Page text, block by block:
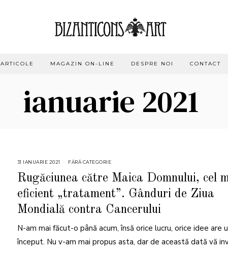
ARTICOLE MAGAZIN ON-LINE DESPRE NOI CONTACT
ianuarie 2021
31 IANUARIE 2021 FĂRĂ CATEGORIE
Rugăciunea către Maica Domnului, cel
eficient „tratament”. Gânduri de Ziua
Mondială contra Cancerului
N-am mai făcut-o până acum, însă orice lucru, orice idee are
început. Nu v-am mai propus asta, dar de această dată vă